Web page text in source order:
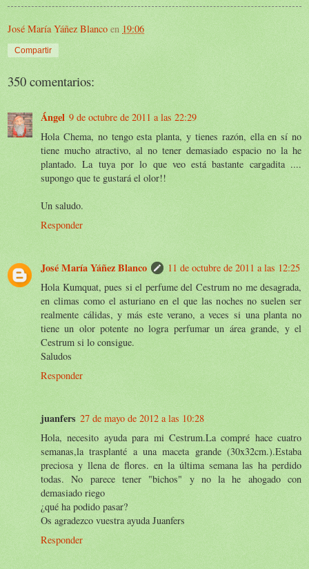
José María Yáñez Blanco en 19:06
Compartir
350 comentarios:
Ángel 9 de octubre de 2011 a las 22:29
Hola Chema, no tengo esta planta, y tienes razón, ella en sí no
tiene mucho atractivo, al no tener demasiado espacio no la he
plantado. La tuya por lo que veo está bastante cargadita ....
supongo que te gustará el olor!!
Un saludo.
Responder
José María Yáñez Blanco
11 de octubre de 2011 a las 12:25
Hola Kumquat, pues si el perfume del Cestrum no me desagrada,
en climas como el asturiano en el que las noches no suelen ser
realmente cálidas, y más este verano, a veces si una planta no
tiene un olor potente no logra perfumar un área grande, y el
Cestrum si lo consigue.
Saludos
Responder
juanfers 27 de mayo de 2012 a las 10:28
Hola, necesito ayuda para mi Cestrum.La compré hace cuatro
semanas,la trasplanté a una maceta grande (30x32cm.).Estaba
preciosa y llena de flores. en la última semana las ha perdido
todas. No parece tener "bichos" y no la he ahogado con
demasiado riego
¿qué ha podido pasar?
Os agradezco vuestra ayuda Juanfers
Responder